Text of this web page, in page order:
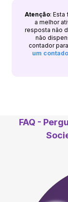
Atenção: Esta
a melhor
resposta não
não
contador
um
FAQ -